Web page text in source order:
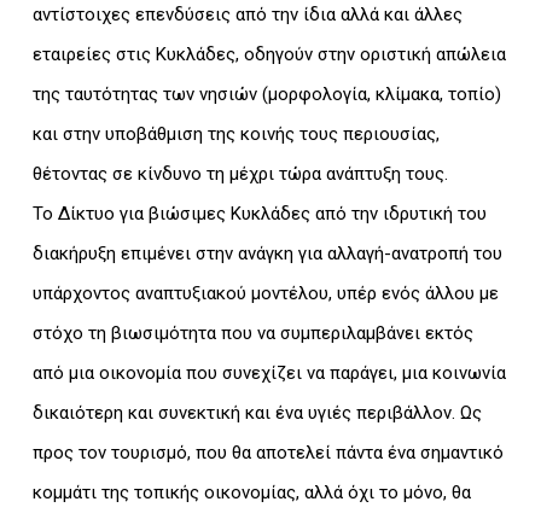
αντίστοιχες επενδύσεις από την ίδια αλλά και άλλες
εταιρείες στις Κυκλάδες, οδηγούν στην οριστική απώλεια
της ταυτότητας των νησιών (μορφολογία, κλίμακα, τοπίο)
και στην υποβάθμιση της κοινής τους περιουσίας,
θέτοντας σε κίνδυνο τη μέχρι τώρα ανάπτυξη τους.
Το Δίκτυο για βιώσιμες Κυκλάδες από την ιδρυτική του
διακήρυξη επιμένει στην ανάγκη για αλλαγή-ανατροπή του
υπάρχοντος αναπτυξιακού μοντέλου, υπέρ ενός άλλου με
στόχο τη βιωσιμότητα που να συμπεριλαμβάνει εκτός
από μια οικονομία που συνεχίζει να παράγει, μια κοινωνία
δικαιότερη και συνεκτική και ένα υγιές περιβάλλον. Ως
προς τον τουρισμό, που θα αποτελεί πάντα ένα σημαντικό
κομμάτι της τοπικής οικονομίας, αλλά όχι το μόνο, θα